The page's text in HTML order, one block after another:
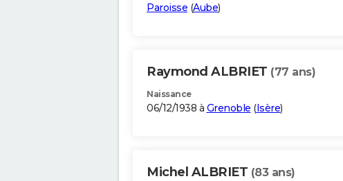
Paroisse (Aube)
Raymond ALBRIET (77 ans)
Naissance
06/12/1938 à Grenoble (Isère)
Michel ALBRIET (83 ans)